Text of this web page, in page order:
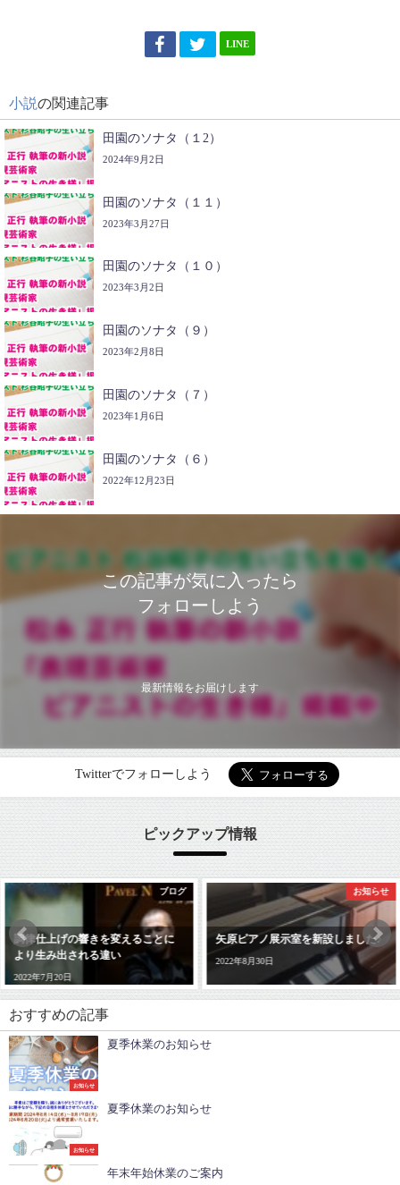
LINE
小説の関連記事
田園のソナタ（１2）
2024年9月2日
田園のソナタ（１１）
2023年3月27日
田園のソナタ（１０）
2023年3月2日
田園のソナタ（９）
2023年2月8日
田園のソナタ（７）
2023年1月6日
田園のソナタ（６）
2022年12月23日
この記事が気に入ったら
フォローしよう
最新情報をお届けします
Twitterでフォローしよう
ピックアップ情報
ブログ
調律仕上げの響きを変えることに
より生み出される違い
2022年7月20日
お知らせ
矢原ピアノ展示室を新設しました♪
2022年8月30日
おすすめの記事
お知らせ
夏季休業のお知らせ
お知らせ
夏季休業のお知らせ
年末年始休業のご案内